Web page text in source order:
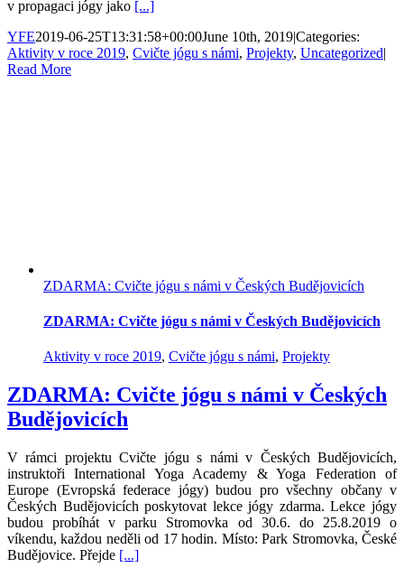
v propagaci jógy jako [...]
YFE2019-06-25T13:31:58+00:00June 10th, 2019|Categories:
Aktivity v roce 2019, Cvičte jógu s námi, Projekty, Uncategorized|
Read More
ZDARMA: Cvičte jógu s námi v Českých Budějovicích
ZDARMA: Cvičte jógu s námi v Českých Budějovicích
Aktivity v roce 2019, Cvičte jógu s námi, Projekty
ZDARMA: Cvičte jógu s námi v Českých
Budějovicích
V rámci projektu Cvičte jógu s námi v Českých Budějovicích,
instruktoři International Yoga Academy & Yoga Federation of
Europe (Evropská federace jógy) budou pro všechny občany v
Českých Budějovicích poskytovat lekce jógy zdarma. Lekce jógy
budou probíhát v parku Stromovka od 30.6. do 25.8.2019 o
víkendu, každou neděli od 17 hodin. Místo: Park Stromovka, České
Budějovice. Přejde [...]